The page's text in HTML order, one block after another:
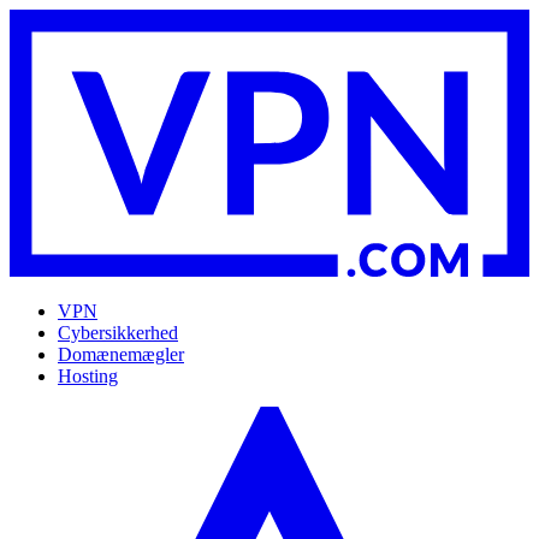
VPN
Cybersikkerhed
Domænemægler
Hosting